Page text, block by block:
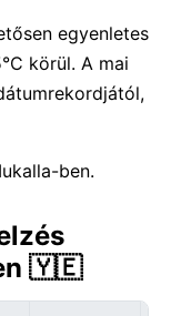
egyenletes
körül. A mai
ben.
🇾🇪